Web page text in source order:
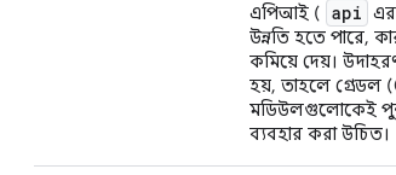
এপিআই ( api এর
উন্নতি হতে পারে,
কমিয়ে দেয়।
হয়, তাহলে গ্রেডল
মডিউলগুলোকেই
ব্যবহার করা উচিত।